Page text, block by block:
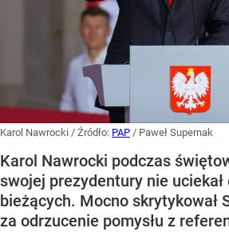
Karol Nawrocki / Źródło: PAP / Paweł Supernak
Karol Nawrocki podczas
swojej prezydentury nie
bieżących. Mocno skrytykował
za odrzucenie pomysłu z